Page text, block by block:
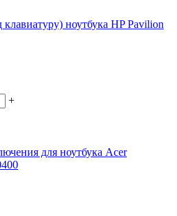
ноутбука HP Pavilion
+
для ноутбука Acer